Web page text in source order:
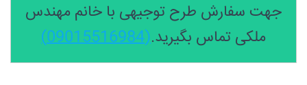
جهت سفارش طرح توجیهی با خانم مهندس
ملکی تماس بگیرید.(09015516984)